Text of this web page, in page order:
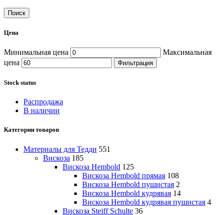
Поиск
Цена
Минимальная цена
Максимальная
цена
Фильтрация
Stock status
Распродажа
В наличии
Категории товаров
Материалы для Тедди 551
Вискоза 185
Вискоза Hembold 125
Вискоза Hembold прямая 108
Вискоза Hembold пушистая 2
Вискоза Hembold кудрявая 14
Вискоза Hembold кудрявая пушистая 4
Вискоза Steiff Schulte 36